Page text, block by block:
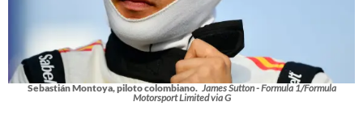
Sebastián Montoya, piloto colombiano. James Sutton - Formula 1/Formula
Motorsport Limited via G